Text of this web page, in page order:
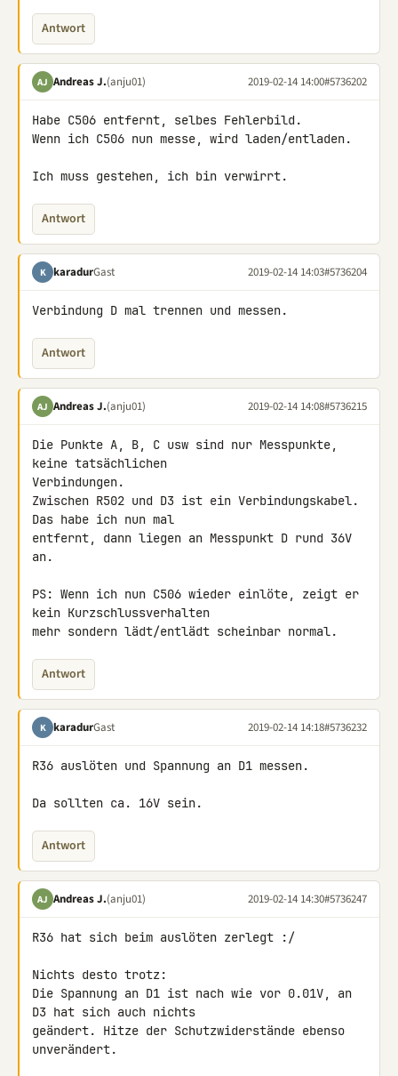
Antwort
AJ Andreas J.(anju01) 2019-02-14 14:00#5736202
Habe C506 entfernt, selbes Fehlerbild.
Wenn ich C506 nun messe, wird laden/entladen.
Ich muss gestehen, ich bin verwirrt.
Antwort
K karadurGast 2019-02-14 14:03#5736204
Verbindung D mal trennen und messen.
Antwort
AJ Andreas J.(anju01) 2019-02-14 14:08#5736215
Die Punkte A, B, C usw sind nur Messpunkte,
keine tatsächlichen
Verbindungen.
Zwischen R502 und D3 ist ein Verbindungskabel.
Das habe ich nun mal
entfernt, dann liegen an Messpunkt D rund 36V
an.
PS: Wenn ich nun C506 wieder einlöte, zeigt er
kein Kurzschlussverhalten
mehr sondern lädt/entlädt scheinbar normal.
Antwort
K karadurGast 2019-02-14 14:18#5736232
R36 auslöten und Spannung an D1 messen.
Da sollten ca. 16V sein.
Antwort
AJ Andreas J.(anju01) 2019-02-14 14:30#5736247
R36 hat sich beim auslöten zerlegt :/
Nichts desto trotz:
Die Spannung an D1 ist nach wie vor 0.01V, an
D3 hat sich auch nichts
geändert. Hitze der Schutzwiderstände ebenso
unverändert.